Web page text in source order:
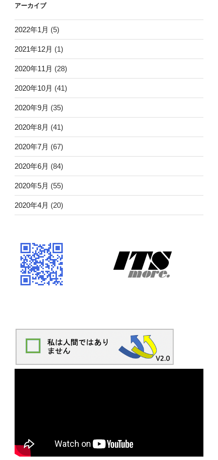
アーカイブ
2022年1月 (5)
2021年12月 (1)
2020年11月 (28)
2020年10月 (41)
2020年9月 (35)
2020年8月 (41)
2020年7月 (67)
2020年6月 (84)
2020年5月 (55)
2020年4月 (20)